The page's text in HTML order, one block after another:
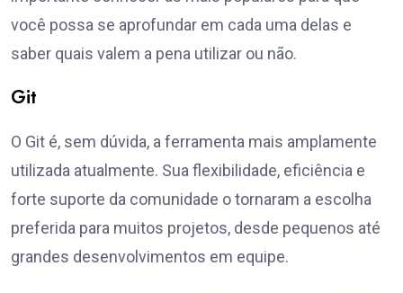
você possa se aprofundar em cada uma delas e
saber quais valem a pena utilizar ou não.
Git
O Git é, sem dúvida, a ferramenta mais amplamente
utilizada atualmente. Sua flexibilidade, eficiência e
forte suporte da comunidade o tornaram a escolha
preferida para muitos projetos, desde pequenos até
grandes desenvolvimentos em equipe.